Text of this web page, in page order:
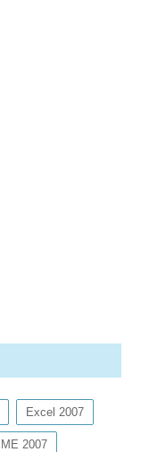
Excel 2007
IME 2007